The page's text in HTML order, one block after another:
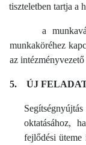
tiszteletben tartja a
a
munkaköréhez
az
5. ÚJ
oktatásához,
fejlődési